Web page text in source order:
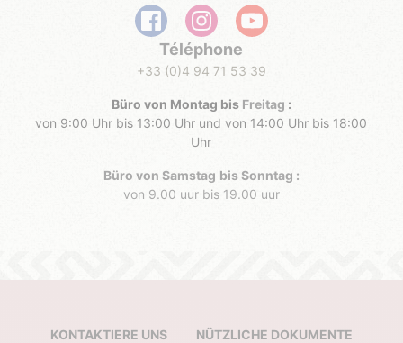
Téléphone
+33 (0)4 94 71 53 39
Büro von Montag bis Freitag :
von 9:00 Uhr bis 13:00 Uhr und von 14:00 Uhr bis 18:00
Uhr
Büro von Samstag bis Sonntag ​:
von 9.00 uur bis 19.00 uur
KONTAKTIERE UNS NÜTZLICHE DOKUMENTE